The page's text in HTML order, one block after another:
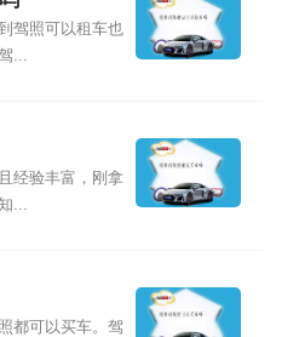
驾照可以租车也
...
经验丰富，刚拿
...
都可以买车。驾